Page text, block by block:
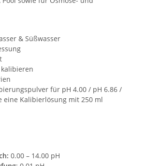
& Süßwasser
für pH 4.00 / pH 6.86 /
eine Kalibierlösung mit 250 ml
0.00 – 14.00 pH